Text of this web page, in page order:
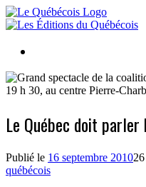
Skip
to
Le Québec doit
Publié le 16 septembre 2010
québécois